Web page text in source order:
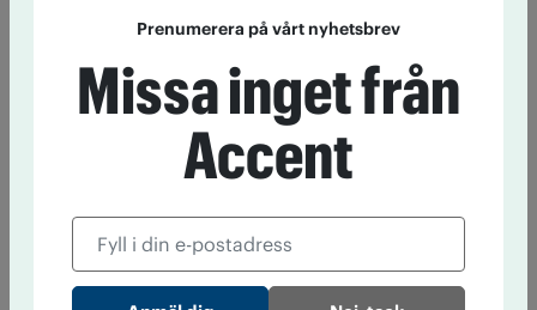
Prenumerera på vårt nyhetsbrev
Missa inget från
Accent